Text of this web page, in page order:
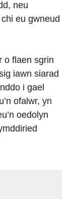
neu
eu gwneud
o flaen sgrin
iawn siarad
i gael
ofalwr, yn
oedolyn